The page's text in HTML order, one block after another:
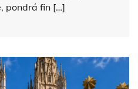
pondrá fin […]